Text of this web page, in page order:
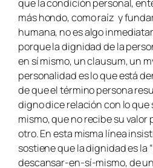
que la condición personal,
más hondo, como raíz y
humana, no es algo
porque la dignidad de la
en sí mismo, un clausum, un
personalidad es lo que está
de que el término persona
digno dice relación con lo que
mismo, que no recibe su valor
otro. En esta misma línea
sostiene que la dignidad es la
descansar-en-sí-mismo, de